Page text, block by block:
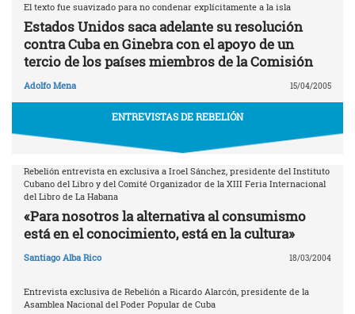
El texto fue suavizado para no condenar explícitamente a la isla
Estados Unidos saca adelante su resolución
contra Cuba en Ginebra con el apoyo de un
tercio de los países miembros de la Comisión
Adolfo Mena 15/04/2005
ENTREVISTAS DE REBELIÓN
Rebelión entrevista en exclusiva a Iroel Sánchez, presidente del Instituto
Cubano del Libro y del Comité Organizador de la XIII Feria Internacional
del Libro de La Habana
«Para nosotros la alternativa al consumismo
está en el conocimiento, está en la cultura»
Santiago Alba Rico 18/03/2004
Entrevista exclusiva de Rebelión a Ricardo Alarcón, presidente de la
Asamblea Nacional del Poder Popular de Cuba